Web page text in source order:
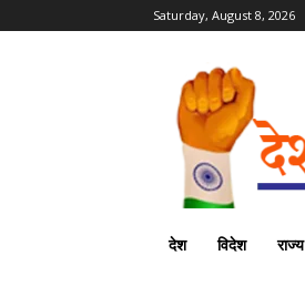
Saturday, August 8, 2026
देश विदेश राज्य